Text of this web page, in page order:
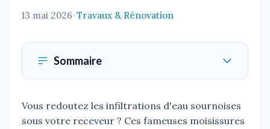
13 mai 2026•Travaux & Rénovation
Sommaire
Vous redoutez les infiltrations d'eau sournoises
sous votre receveur ? Ces fameuses moisissures